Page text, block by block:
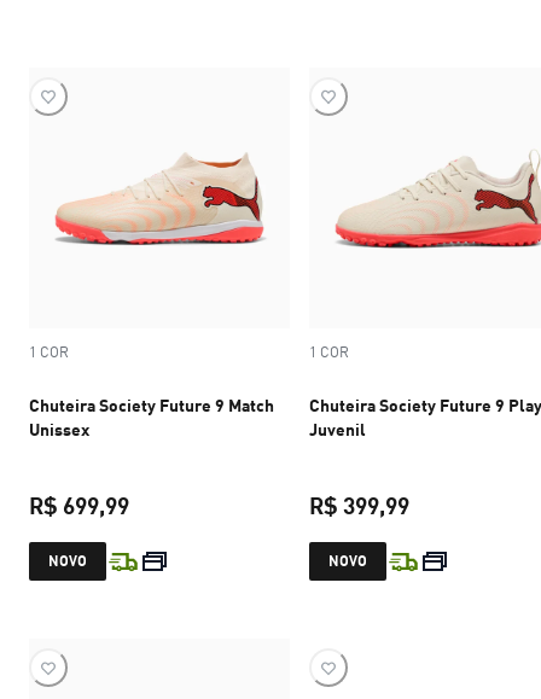
1 COR
Chuteira Society Future 9 Match
Unissex
R$ 699,99
preço atual R$ 699,99
NOVO
1 COR
Chuteira Society Future 9 Play
Juvenil
R$ 399,99
preço atual
NOVO